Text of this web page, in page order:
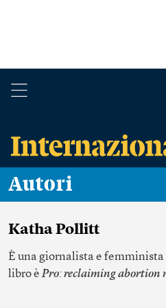
Autori
Katha Pollitt
È una giornalista e
libro è Pro: reclaiming abortion